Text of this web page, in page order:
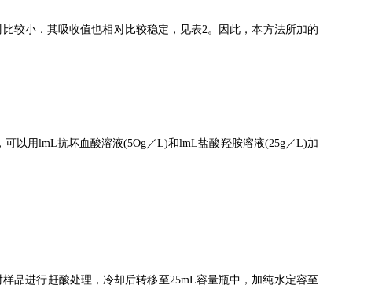
较小．其吸收值也相对比较稳定，见表2。因此，本方法所加的
可以用lmL抗坏血酸溶液(5Og／L)和lmL盐酸羟胺溶液(25g／L)加
品进行赶酸处理，冷却后转移至25mL容量瓶中，加纯水定容至